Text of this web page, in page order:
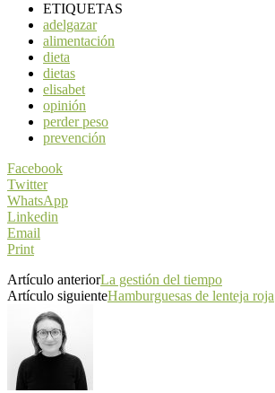
ETIQUETAS
adelgazar
alimentación
dieta
dietas
elisabet
opinión
perder peso
prevención
Facebook
Twitter
WhatsApp
Linkedin
Email
Print
Artículo anteriorLa gestión del tiempo
Artículo siguienteHamburguesas de lenteja roja